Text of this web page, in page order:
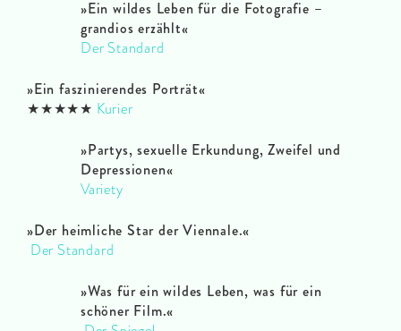
»Ein wildes Leben für die Fotografie –
grandios erzählt«
Der Standard
»Ein faszinierendes Porträt«
★★★★★ Kurier
»Partys, sexuelle Erkundung, Zweifel und
Depressionen«
Variety
»Der heimliche Star der Viennale.«
Der Standard
»Was für ein wildes Leben, was für ein
schöner Film.«